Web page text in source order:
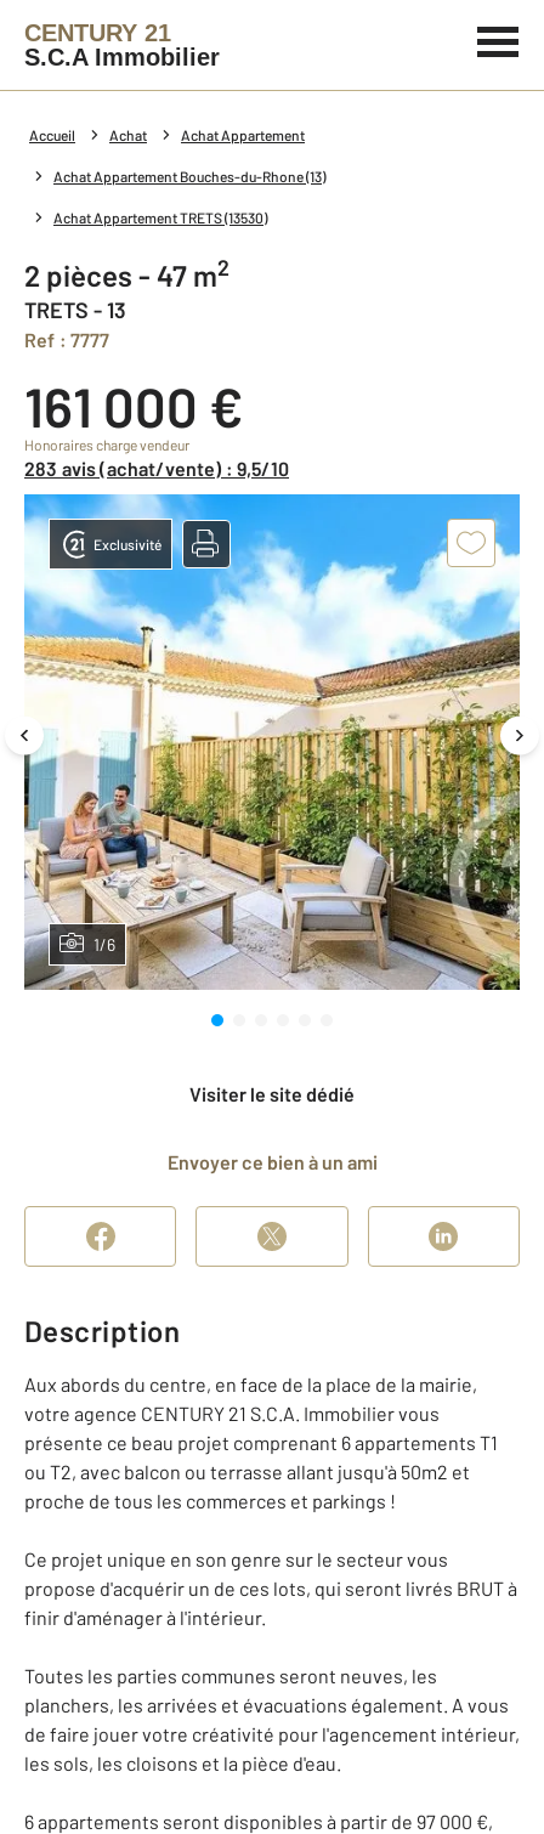
CENTURY 21
S.C.A Immobilier
Accueil Achat Achat Appartement
Achat Appartement Bouches-du-Rhone (13)
Achat Appartement TRETS (13530)
2 pièces - 47 m2
TRETS - 13
Ref : 7777
161 000 €
Honoraires charge vendeur
283 avis (achat/vente) : 9,5/10
1/6
Exclusivité
Visiter le site dédié
Envoyer ce bien à un ami
Description
Aux abords du centre, en face de la place de la mairie,
votre agence CENTURY 21 S.C.A. Immobilier vous
présente ce beau projet comprenant 6 appartements T1
ou T2, avec balcon ou terrasse allant jusqu'à 50m2 et
proche de tous les commerces et parkings !
Ce projet unique en son genre sur le secteur vous
propose d'acquérir un de ces lots, qui seront livrés BRUT à
finir d'aménager à l'intérieur.
Toutes les parties communes seront neuves, les
planchers, les arrivées et évacuations également. A vous
de faire jouer votre créativité pour l'agencement intérieur,
les sols, les cloisons et la pièce d'eau.
6 appartements seront disponibles à partir de 97 000 €,